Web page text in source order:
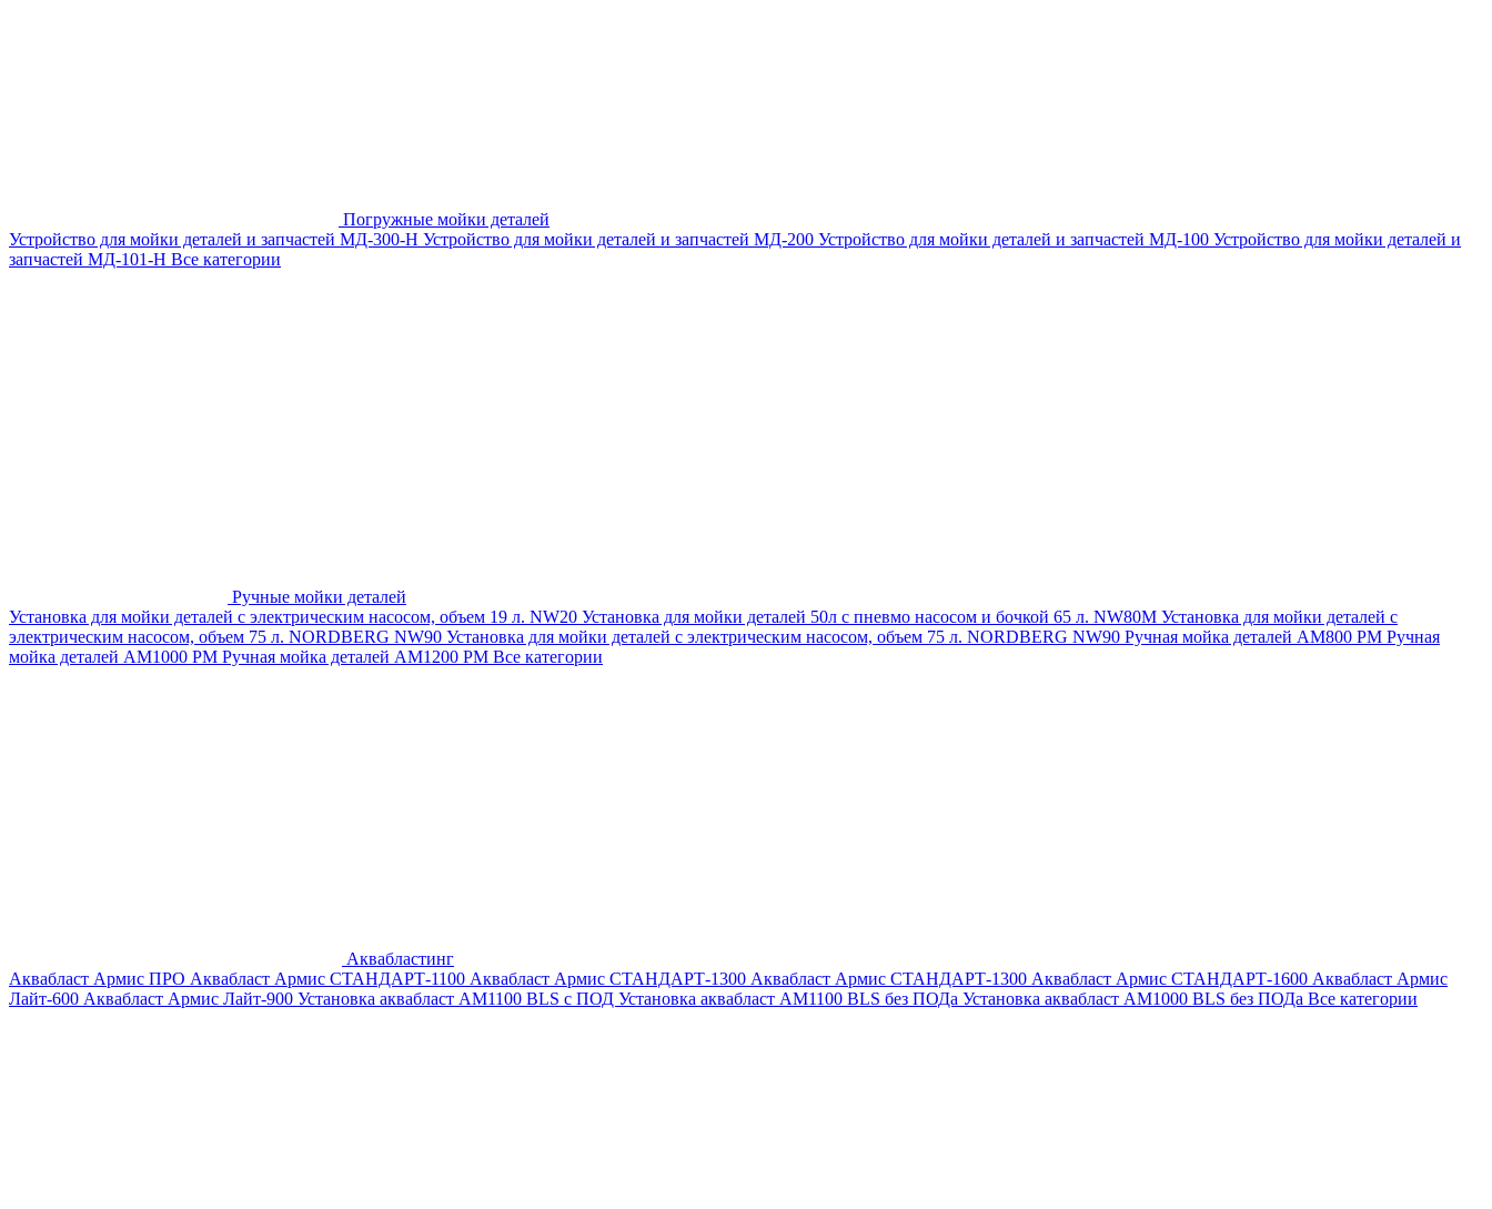
Погружные мойки деталей
Устройство для мойки деталей и запчастей МД-300-H Устройство для мойки деталей и запчастей МД-200 Устройство для мойки деталей и запчастей МД-100 Устройство для мойки деталей и
запчастей МД-101-Н Все категории
Ручные мойки деталей
Установка для мойки деталей с электрическим насосом, объем 19 л. NW20 Установка для мойки деталей 50л с пневмо насосом и бочкой 65 л. NW80M Установка для мойки деталей с
электрическим насосом, объем 75 л. NORDBERG NW90 Установка для мойки деталей с электрическим насосом, объем 75 л. NORDBERG NW90 Ручная мойка деталей АМ800 РМ Ручная
мойка деталей АМ1000 РМ Ручная мойка деталей АМ1200 РМ Все категории
Аквабластинг
Аквабласт Армис ПРО Аквабласт Армис СТАНДАРТ-1100 Аквабласт Армис СТАНДАРТ-1300 Аквабласт Армис СТАНДАРТ-1300 Аквабласт Армис СТАНДАРТ-1600 Аквабласт Армис
Лайт-600 Аквабласт Армис Лайт-900 Установка аквабласт AM1100 BLS с ПОД Установка аквабласт AM1100 BLS без ПОДа Установка аквабласт AM1000 BLS без ПОДа Все категории